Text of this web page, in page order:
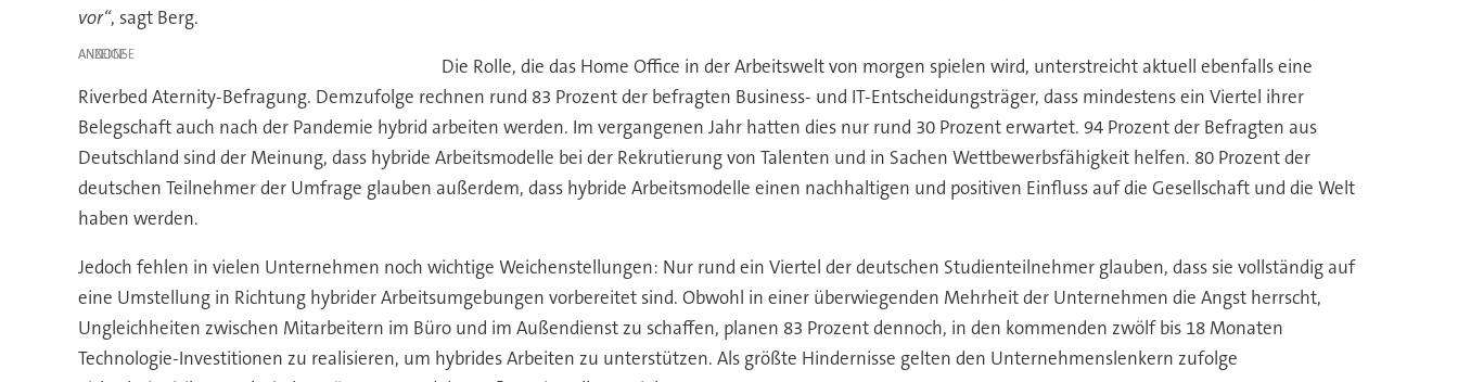
vor“, sagt Berg.
ANZEIGE
Die Rolle, die das Home Office in der Arbeitswelt von morgen spielen wird, unterstreicht aktuell ebenfalls eine
Riverbed Aternity-Befragung. Demzufolge rechnen rund 83 Prozent der befragten Business- und IT-Entscheidungsträger, dass mindestens ein Viertel ihrer
Belegschaft auch nach der Pandemie hybrid arbeiten werden. Im vergangenen Jahr hatten dies nur rund 30 Prozent erwartet. 94 Prozent der Befragten aus
Deutschland sind der Meinung, dass hybride Arbeitsmodelle bei der Rekrutierung von Talenten und in Sachen Wettbewerbsfähigkeit helfen. 80 Prozent der
deutschen Teilnehmer der Umfrage glauben außerdem, dass hybride Arbeitsmodelle einen nachhaltigen und positiven Einfluss auf die Gesellschaft und die Welt
haben werden.
Jedoch fehlen in vielen Unternehmen noch wichtige Weichenstellungen: Nur rund ein Viertel der deutschen Studienteilnehmer glauben, dass sie vollständig auf
eine Umstellung in Richtung hybrider Arbeitsumgebungen vorbereitet sind. Obwohl in einer überwiegenden Mehrheit der Unternehmen die Angst herrscht,
Ungleichheiten zwischen Mitarbeitern im Büro und im Außendienst zu schaffen, planen 83 Prozent dennoch, in den kommenden zwölf bis 18 Monaten
Technologie-Investitionen zu realisieren, um hybrides Arbeiten zu unterstützen. Als größte Hindernisse gelten den Unternehmenslenkern zufolge